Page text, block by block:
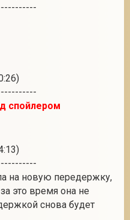
спойлером
на новую передержку,
это время она не
снова будет